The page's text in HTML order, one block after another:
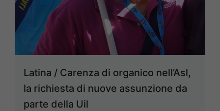
Latina / Carenza di organico nell’Asl,
la richiesta di nuove assunzione da
parte della Uil